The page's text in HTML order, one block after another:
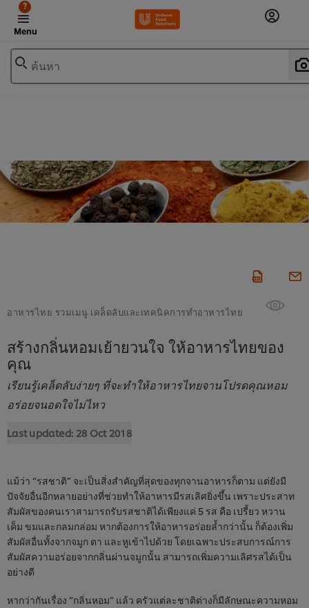
Menu
?
ค้นหา
อาหารไทย รวมเมนู เคล็ดลับและเทคนิคการทำอาหารไทย
สร้างกลิ่นหอมเย้ายวนใจ ให้อาหารไทยของ
คุณ
เรียนรู้เคล็ดลับง่ายๆ ที่จะทำให้อาหารไทยจานโปรดคุณหอม
อร่อยจนอดใจไม่ไหว
Last updated: 28 Oct 2018
แม้ว่า “รสชาติ” จะเป็นสิ่งสำคัญที่สุดของทุกจานอาหารก็ตาม แต่ยังมี
ปัจจัยอื่นอีกหลายอย่างที่ช่วยทำให้อาหารมีรสเลิศยิ่งขึ้น เพราะประสาท
สัมผัสของคนเราสามารถรับรสชาติได้เพียงแค่ 5 รส คือ เปรี้ยว หวาน
เค็ม ขมและกลมกล่อม หากต้องการให้อาหารอร่อยล้ำกว่านั้น ก็ต้องเพิ่ม
สัมผัสอื่นทั้งจากจมูก ตา และหูเข้าไปด้วย โดยเฉพาะประสบการณ์การ
สัมผัสความอร่อยจากกลิ่นผ่านจมูกนั้น สามารถเพิ่มความเลิศรสได้เป็น
อย่างดี
หากว่ากันเรื่อง “กลิ่นหอม” แล้ว ครัวแต่ละชาติต่างก็มีลักษณะความหอม